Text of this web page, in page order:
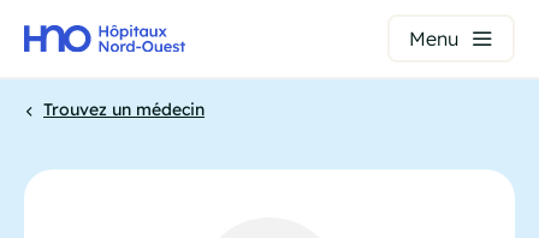
principal
Menu
d'Ariane
Trouvez un médecin